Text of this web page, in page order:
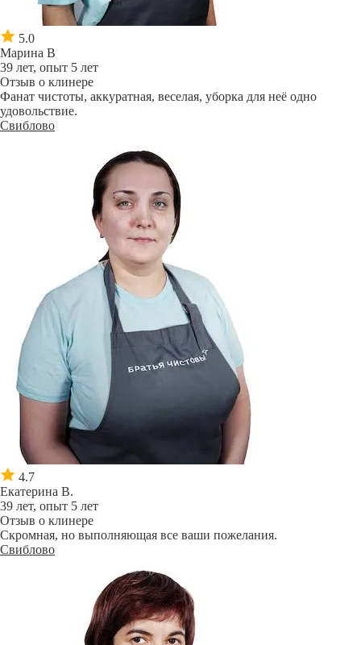
5.0
Марина В
39 лет, опыт 5 лет
Отзыв о клинере
Фанат чистоты, аккуратная, веселая, уборка для неё одно
удовольствие.
Свиблово
4.7
Екатерина В.
39 лет, опыт 5 лет
Отзыв о клинере
Скромная, но выполняющая все ваши пожелания.
Свиблово